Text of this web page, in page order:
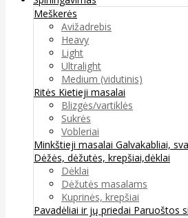
Meškerės
Avižadrebis
Heavy
Light
Ultralight
Medium (vidutinis)
Ritės Kietieji masalai
Blizgės/vartiklės
Sukrės
Vobleriai
Minkštieji masalai Galvakabliai,
Dėžės, dėžutės, krepšiai,dėklai
Dėklai
Dėžutės masalams
Kuprinės, krepšiai
Pavadėliai ir jų priedai Paruoštos